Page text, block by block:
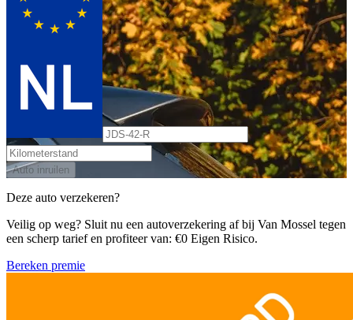
Auto inruilen
Deze auto verzekeren?
Veilig op weg? Sluit nu een autoverzekering af bij Van Mossel tegen
een scherp tarief en profiteer van: €0 Eigen Risico.
Bereken premie